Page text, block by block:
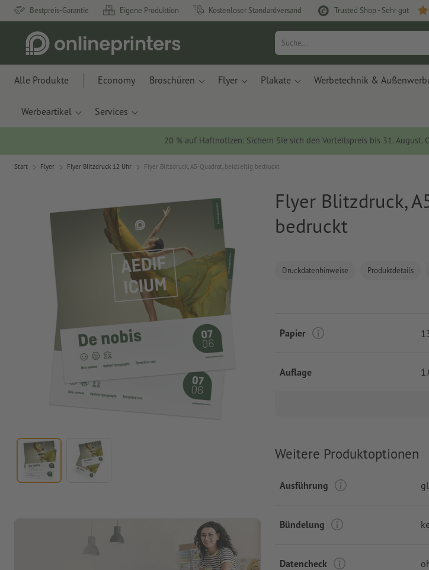
Bestpreis-Garantie Eigene Produktion Kostenloser Standardversand Trusted Shop - Sehr gut
Alle Produkte Economy Broschüren Flyer Plakate Werbetechnik &
Werbeartikel Services
20 % auf Haftnotizen: Sichern Sie sich den Vorteilspreis bis 31. August.
Start Flyer Flyer Blitzdruck 12 Uhr Flyer Blitzdruck, A5-Quadrat, beidseitig bedruckt
Flyer Blitzdruck,
bedruckt
Druckdatenhinweise Produktdetails
Papier
Auflage
Weitere Produktoptionen
Ausführung
Bündelung
Datencheck